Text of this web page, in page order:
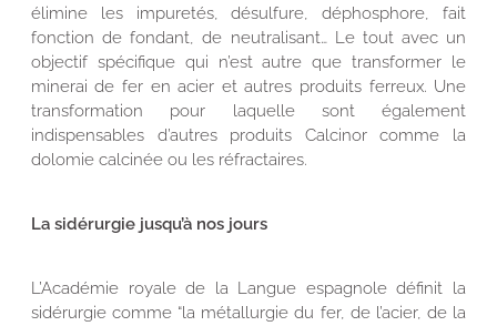
élimine les impuretés, désulfure, déphosphore, fait
fonction de fondant, de neutralisant… Le tout avec un
objectif spécifique qui n’est autre que transformer le
minerai de fer en acier et autres produits ferreux. Une
transformation pour laquelle sont également
indispensables d’autres produits Calcinor comme la
dolomie calcinée ou les réfractaires.
La sidérurgie jusqu’à nos jours
L’Académie royale de la Langue espagnole définit la
sidérurgie comme “la métallurgie du fer, de l’acier, de la